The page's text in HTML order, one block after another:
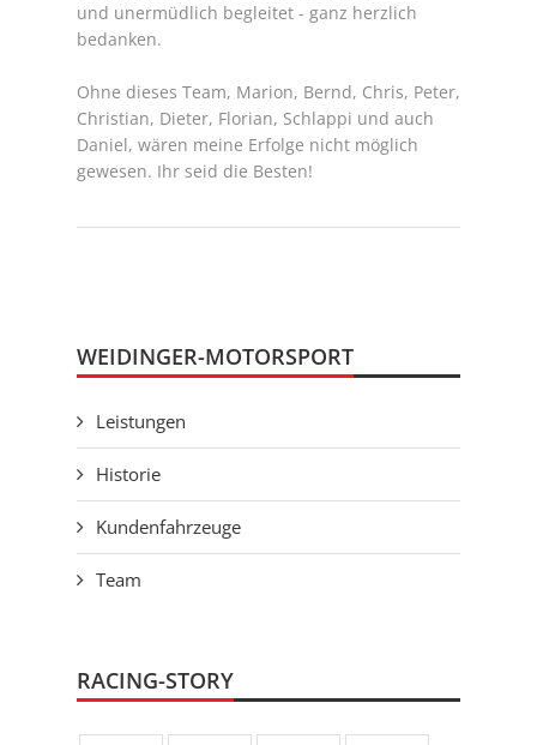
und unermüdlich begleitet - ganz herzlich
bedanken.
Ohne dieses Team, Marion, Bernd, Chris, Peter,
Christian, Dieter, Florian, Schlappi und auch
Daniel, wären meine Erfolge nicht möglich
gewesen. Ihr seid die Besten!
WEIDINGER-MOTORSPORT
Leistungen
Historie
Kundenfahrzeuge
Team
RACING-STORY